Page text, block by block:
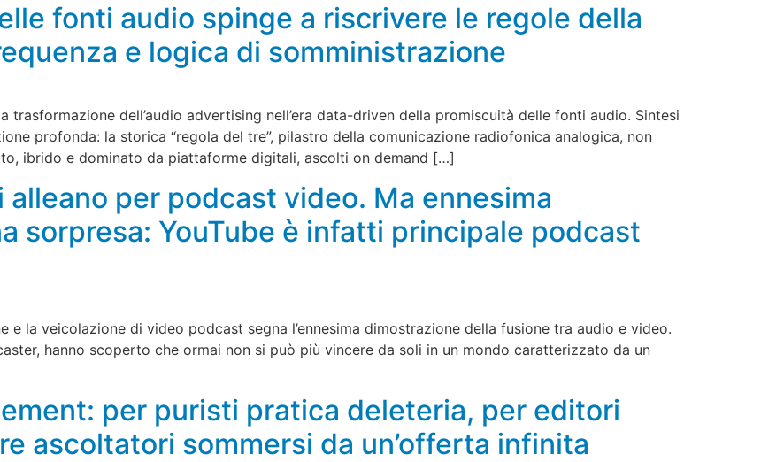
fonti audio spinge a riscrivere le regole della
e logica di somministrazione
dell’audio advertising nell’era data-driven della promiscuità delle fonti audio. Sintesi
profonda: la storica “regola del tre”, pilastro della comunicazione radiofonica analogica, non
ibrido e dominato da piattaforme digitali, ascolti on demand […]
per podcast video. Ma ennesima
sorpresa: YouTube è infatti principale podcast
e la veicolazione di video podcast segna l’ennesima dimostrazione della fusione tra audio e video.
hanno scoperto che ormai non si può più vincere da soli in un mondo caratterizzato da un
per puristi pratica deleteria, per editori
ascoltatori sommersi da un’offerta infinita